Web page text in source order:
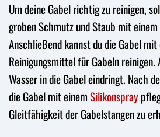
Um deine Gabel richtig zu reinigen,
groben Schmutz und Staub mit
Anschließend kannst du die Gabel
Reinigungsmittel für Gabeln
Wasser in die Gabel eindringt. Nach
die Gabel mit einemSilikonspray
Gleitfähigkeit der Gabelstangen zu